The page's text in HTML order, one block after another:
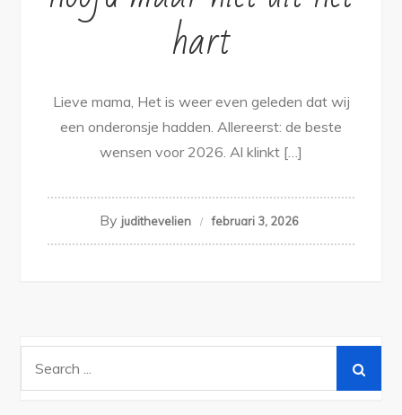
hart
Lieve mama, Het is weer even geleden dat wij
een onderonsje hadden. Allereerst: de beste
wensen voor 2026. Al klinkt […]
By judithevelien februari 3, 2026